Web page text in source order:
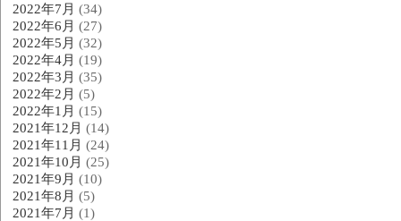
2022年7月 (34)
2022年6月 (27)
2022年5月 (32)
2022年4月 (19)
2022年3月 (35)
2022年2月 (5)
2022年1月 (15)
2021年12月 (14)
2021年11月 (24)
2021年10月 (25)
2021年9月 (10)
2021年8月 (5)
2021年7月 (1)